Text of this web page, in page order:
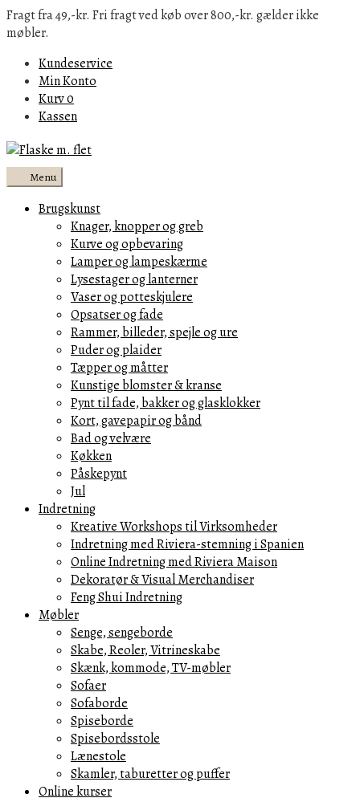
Fragt fra 49,-kr. Fri fragt ved køb over 800,-kr. gælder ikke
møbler.
Kundeservice
Min Konto
Kurv0
Kassen
Menu
Brugskunst
Knager, knopper og greb
Kurve og opbevaring
Lamper og lampeskærme
Lysestager og lanterner
Vaser og potteskjulere
Opsatser og fade
Rammer, billeder, spejle og ure
Puder og plaider
Tæpper og måtter
Kunstige blomster & kranse
Pynt til fade, bakker og glasklokker
Kort, gavepapir og bånd
Bad og velvære
Køkken
Påskepynt
Jul
Indretning
Kreative Workshops til Virksomheder
Indretning med Riviera-stemning i Spanien
Online Indretning med Riviera Maison
Dekoratør & Visual Merchandiser
Feng Shui Indretning
Møbler
Senge, sengeborde
Skabe, Reoler, Vitrineskabe
Skænk, kommode, TV-møbler
Sofaer
Sofaborde
Spiseborde
Spisebordsstole
Lænestole
Skamler, taburetter og puffer
Online kurser